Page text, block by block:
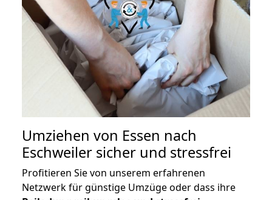
Umziehen von Essen nach
Eschweiler sicher und stressfrei
Profitieren Sie von unserem erfahrenen
Netzwerk für günstige Umzüge oder dass ihre